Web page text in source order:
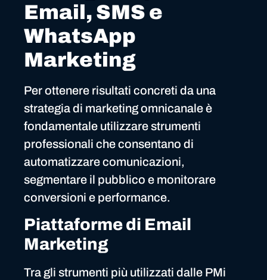
Email, SMS e
WhatsApp
Marketing
Per ottenere risultati concreti da una
strategia di marketing omnicanale è
fondamentale utilizzare strumenti
professionali che consentano di
automatizzare comunicazioni,
segmentare il pubblico e monitorare
conversioni e performance.
Piattaforme di Email
Marketing
Tra gli strumenti più utilizzati dalle PMi